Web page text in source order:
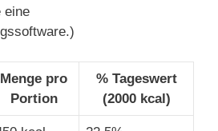
eine
Menge pro
Portion
% Tageswert
(2000 kcal)